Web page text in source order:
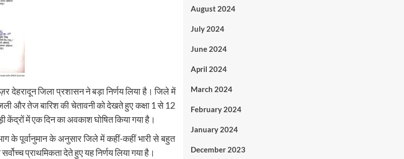
देहरादून जिला प्रशासन ने बड़ा निर्णय लिया है। जिले में
और तेज बारिश की चेतावनी को देखते हुए कक्षा 1 से 12
केंद्रों में एक दिन का अवकाश घोषित किया गया है।
के पूर्वानुमान के अनुसार जिले में कहीं-कहीं भारी से बहुत
प्राथमिकता देते हुए यह निर्णय लिया गया है।
August 2024
July 2024
June 2024
April 2024
March 2024
February 2024
January 2024
December 2023